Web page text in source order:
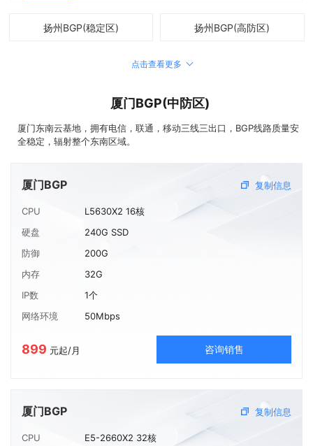
扬州BGP(稳定区) 扬州BGP(高防区)
厦门BGP(中防区) 厦门BGP(高防区)
山东BGP(骨干清洗)
宁波BGP(稳定区) 宁波BGP(I9水冷区)
台州BGP(高防区）
点击查看更多
厦门BGP(中防区)
厦门东南云基地，拥有电信，联通，移动三线三出口，BGP线路质量安
全稳定，辐射整个东南区域。
厦门BGP 复制信息
CPU
L5630X2 16核
硬盘
240G SSD
防御
200G
内存
32G
IP数
1个
网络环境
50Mbps
899 元起/月 咨询销售
厦门BGP 复制信息
CPU
E5-2660X2 32核